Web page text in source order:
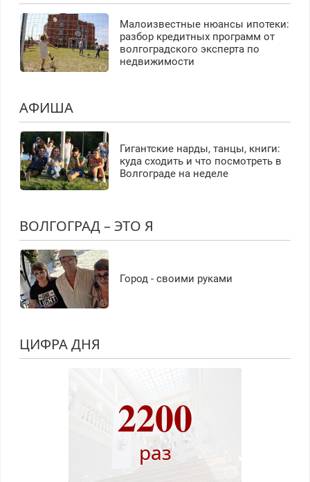
Малоизвестные нюансы ипотеки:
разбор кредитных программ от
волгоградского эксперта по
недвижимости
АФИША
Гигантские нарды, танцы, книги:
куда сходить и что посмотреть в
Волгограде на неделе
ВОЛГОГРАД – ЭТО Я
Город - своими руками
ЦИФРА ДНЯ
2200
раз